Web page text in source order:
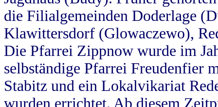
die Filialgemeinden Doderlage
Klawittersdorf (Glowaczewo),
Die Pfarrei Zippnow wurde im
selbständige Pfarrei Freudenfier
Stabitz und ein Lokalvikariat
wurden errichtet. Ab diesem